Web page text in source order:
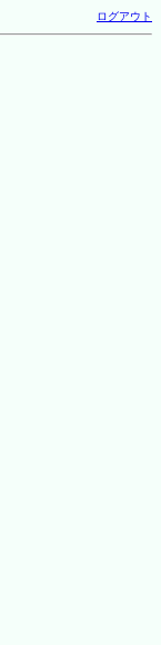
ログアウト